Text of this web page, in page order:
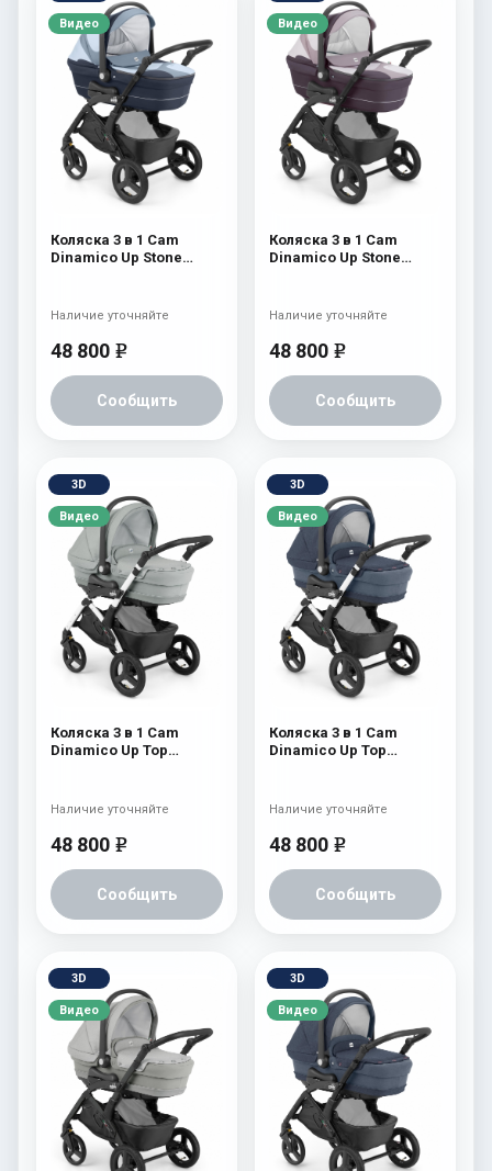
Видео
Коляска 3 в 1 Cam
Dinamico Up Stone
48 800 e
Сообщить
Наличие уточняйте
Видео
Коляска 3 в 1 Cam
Dinamico Up Stone
48 800 e
Сообщить
Наличие уточняйте
3D
Видео
Коляска 3 в 1 Cam
Dinamico Up Top
48 800 e
Сообщить
Наличие уточняйте
3D
Видео
Коляска 3 в 1 Cam
Dinamico Up Top
48 800 e
Сообщить
Наличие уточняйте
3D
Видео
3D
Видео